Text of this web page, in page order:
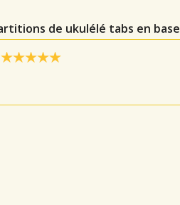
de ukulélé tabs en base